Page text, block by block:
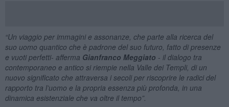
“Un viaggio per immagini e assonanze, che parte alla ricerca del
suo uomo quantico che è padrone del suo futuro, fatto di presenze
e vuoti perfetti- afferma Gianfranco Meggiato - il dialogo tra
contemporaneo e antico si riempie nella Valle dei Templi, di un
nuovo significato che attraversa i secoli per riscoprire le radici del
rapporto tra l’uomo e la propria essenza più profonda, in una
dinamica esistenziale che va oltre il tempo”.